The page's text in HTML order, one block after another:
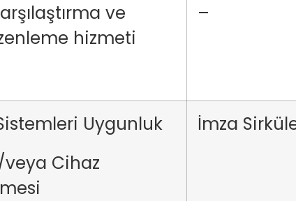
ve
hizmeti
–
Uygunluk
Cihaz
İmza